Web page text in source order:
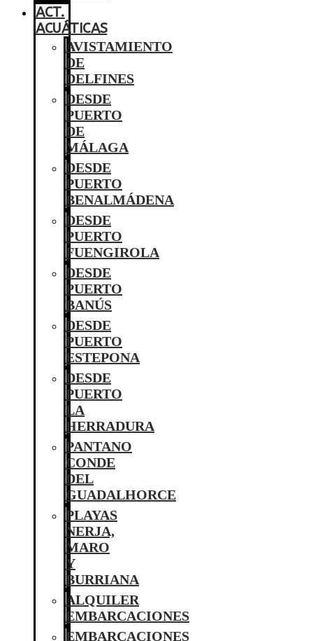
ACT.
ACUÁTICAS
AVISTAMIENTO
DE
DELFINES
DESDE
PUERTO
DE
MÁLAGA
DESDE
PUERTO
BENALMÁDENA
DESDE
PUERTO
FUENGIROLA
DESDE
PUERTO
BANÚS
DESDE
PUERTO
ESTEPONA
DESDE
PUERTO
LA
HERRADURA
PANTANO
CONDE
DEL
GUADALHORCE
PLAYAS
NERJA,
MARO
Y
BURRIANA
ALQUILER
EMBARCACIONES
EMBARCACIONES